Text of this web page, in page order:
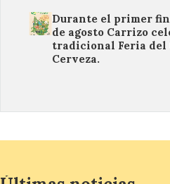
Durante el primer fin
de agosto Carrizo
tradicional Feria del
Cerveza.